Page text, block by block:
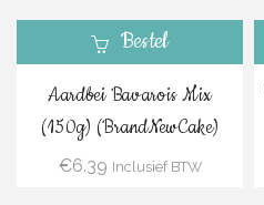
Bestel
Aardbei Bavarois Mix
(150g) (BrandNewCake)
€6.39 Inclusief BTW